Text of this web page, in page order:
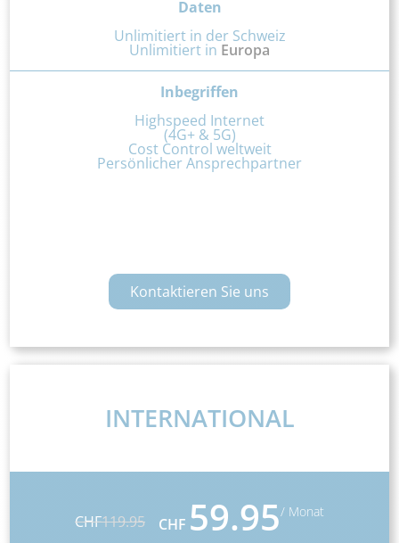
Daten
Unlimitiert in der Schweiz
Unlimitiert in Europa
Inbegriffen
Highspeed Internet
(4G+ & 5G)
Cost Control weltweit
Persönlicher Ansprechpartner
Kontaktieren Sie uns
INTERNATIONAL
CHF119.95 CHF 59.95/ Monat